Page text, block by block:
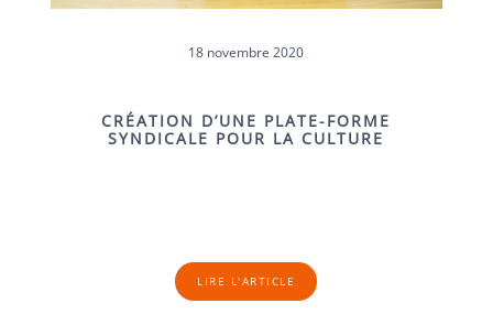
18 novembre 2020
CRÉATION D’UNE PLATE-FORME
SYNDICALE POUR LA CULTURE
LIRE L'ARTICLE